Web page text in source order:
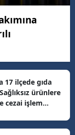
17 ilçede gıda
ürünlere
cezai işlem